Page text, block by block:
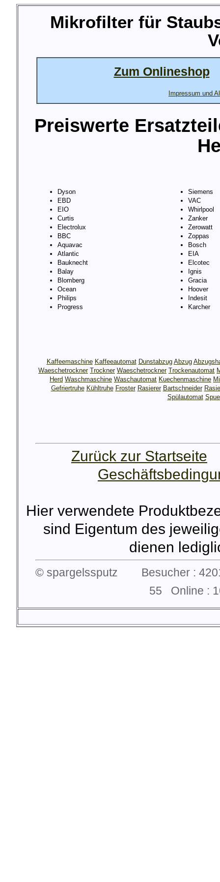
Mikrofilter für
Zum Onlineshop
Impressum und
Preiswerte
Dyson
EBD
EIO
Curtis
Electrolux
BBC
Aquavac
Atlantic
Bauknecht
Balay
Blomberg
Ocean
Philips
Progress
Siemens
VAC
Whirlpool
Zanker
Zerowatt
Zoppas
Bosch
EIA
Elcotec
Ignis
Gracia
Hoover
Indesit
Karcher
Kaffeemaschine Kaffeeautomat Dunstabzug Abzug
Waeschetrockner Trockner Waeschetrockner Trockenautomat
Herd Waschmaschine Waschautomat Kuechenmaschine
Gefriertruhe Kühltruhe Froster Rasierer Bartschneider
Spülautomat
Zurück zur Startseite
Hier verwendete
sind Eigentum des
dienen
© spargelssputz Besucher :
55 Online